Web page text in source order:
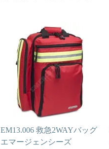
EM13.006 救急2WAYバッグ
エマージェンシーズ